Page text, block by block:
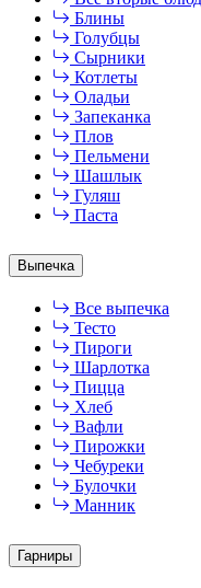
Блины
Голубцы
Сырники
Котлеты
Оладьи
Запеканка
Плов
Пельмени
Шашлык
Гуляш
Паста
Выпечка
Все выпечка
Тесто
Пироги
Шарлотка
Пицца
Хлеб
Вафли
Пирожки
Чебуреки
Булочки
Манник
Гарниры